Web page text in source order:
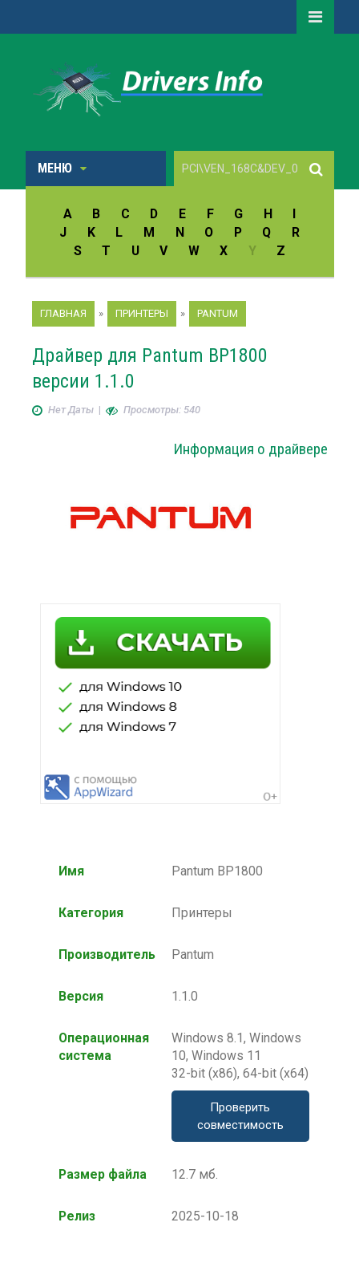
МЕНЮ
A B C D E F G H
I
J
K L M N O P Q
R
S
T U V W X Y Z
ГЛАВНАЯ » ПРИНТЕРЫ » PANTUM
Драйвер для Pantum BP1800
версии 1.1.0
Нет Даты| Просмотры: 540
Информация о драйвере
Имя Pantum BP1800
Категория Принтеры
Производитель Pantum
Версия 1.1.0
Операционная
система
Windows 8.1, Windows
10, Windows 11
32-bit (x86), 64-bit (x64)
Проверить
совместимость
Размер файла 12.7 мб.
Релиз 2025-10-18